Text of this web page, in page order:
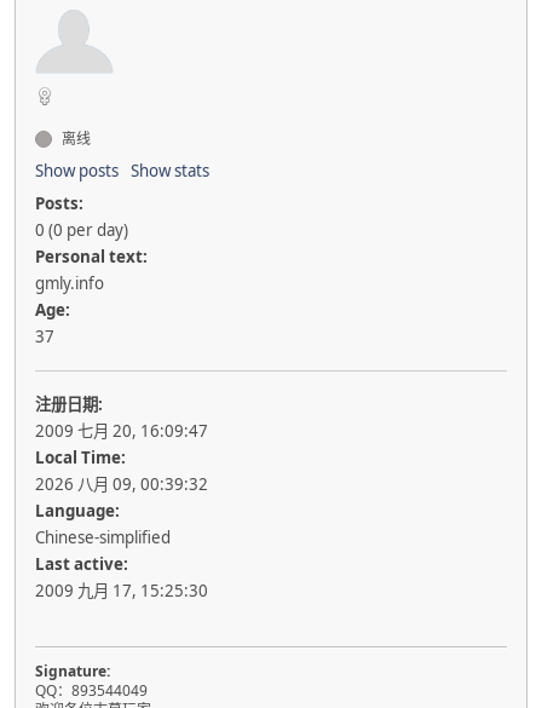
离线
Show posts Show stats
Posts:
0 (0 per day)
Personal text:
gmly.info
Age:
37
注册日期:
2009 七月 20, 16:09:47
Local Time:
2026 八月 09, 00:39:32
Language:
Chinese-simplified
Last active:
2009 九月 17, 15:25:30
Signature:
QQ：893544049